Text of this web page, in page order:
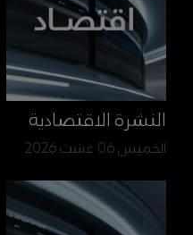
النشرة الاقتصادية
الخميس 06 غشت 2026